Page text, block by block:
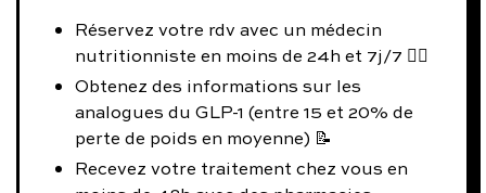
Réservez votre rdv avec un médecin
nutritionniste en moins de 24h et 7j/7 👨‍⚕️
Obtenez des informations sur les
analogues du GLP-1 (entre 15 et 20% de
perte de poids en moyenne) 📝
Recevez votre traitement chez vous en